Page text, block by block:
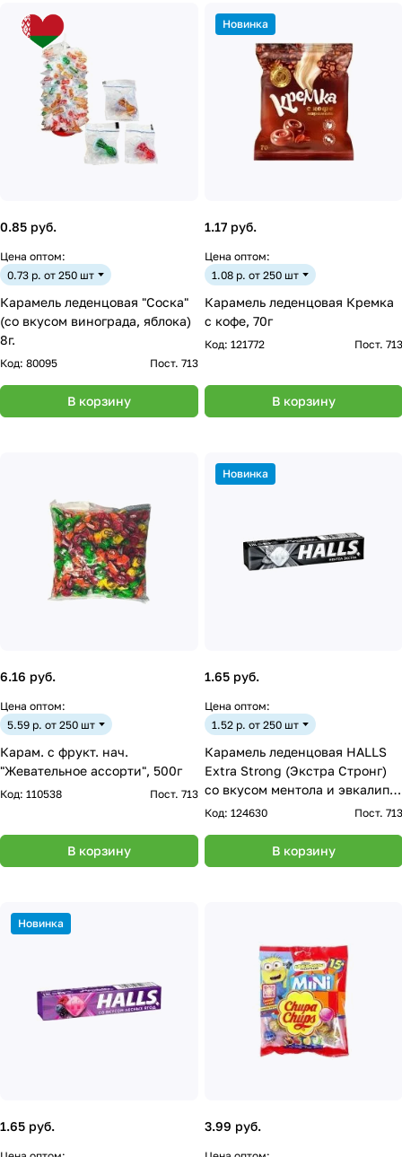
0.85 руб.
Цена оптом:
0.73 р. от 250 шт
Карамель леденцовая "Соска"
(cо вкусом винограда, яблока)
8г.
Код: 80095 Пост. 713
В корзину
Новинка
1.17 руб.
Цена оптом:
1.08 р. от 250 шт
Карамель леденцовая Кремка
с кофе, 70г
Код: 121772 Пост. 713
В корзину
6.16 руб.
Цена оптом:
5.59 р. от 250 шт
Карам. с фрукт. нач.
"Жевательное ассорти", 500г
Код: 110538 Пост. 713
В корзину
Новинка
1.65 руб.
Цена оптом:
1.52 р. от 250 шт
Карамель леденцовая HALLS
Extra Strong (Экстра Стронг)
со вкусом ментола и эвкалипта
25,2г
Код: 124630 Пост. 713
В корзину
Новинка
1.65 руб. 3.99 руб.